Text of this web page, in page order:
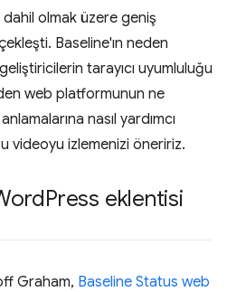
olmak üzere geniş
Baseline'ın neden
tarayıcı uyumluluğu
web platformunun ne
nasıl yardımcı
videoyu izlemenizi öneririz.
Press eklentisi
Graham, Baseline Status web